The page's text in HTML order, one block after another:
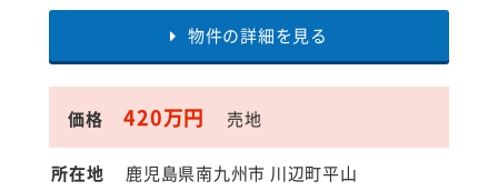
物件の詳細を見る
価格 420万円 売地
所在地 鹿児島県南九州市 川辺町平山